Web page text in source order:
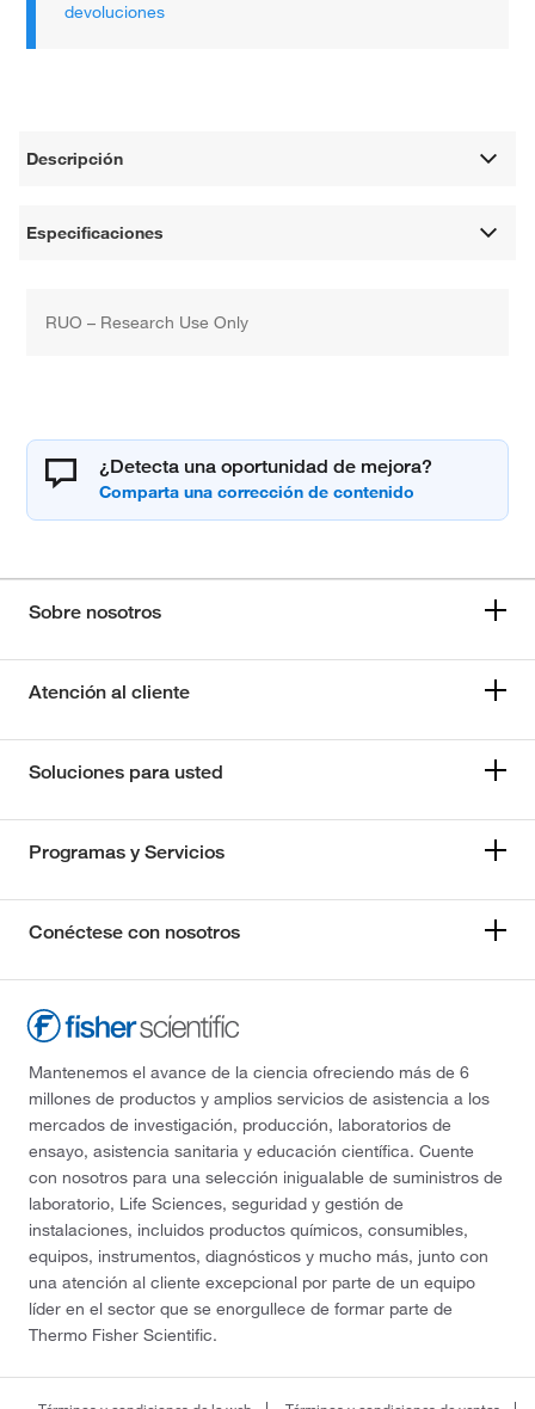
devoluciones
Descripción
Especificaciones
RUO – Research Use Only
¿Detecta una oportunidad de mejora?
Sobre nosotros
Atención al cliente
Soluciones para usted
Programas y Servicios
Conéctese con nosotros
Mantenemos el avance de la ciencia ofreciendo más de 6
millones de productos y amplios servicios de asistencia a los
mercados de investigación, producción, laboratorios de
ensayo, asistencia sanitaria y educación científica. Cuente
con nosotros para una selección inigualable de suministros de
laboratorio, Life Sciences, seguridad y gestión de
instalaciones, incluidos productos químicos, consumibles,
equipos, instrumentos, diagnósticos y mucho más, junto con
una atención al cliente excepcional por parte de un equipo
líder en el sector que se enorgullece de formar parte de
Thermo Fisher Scientific.